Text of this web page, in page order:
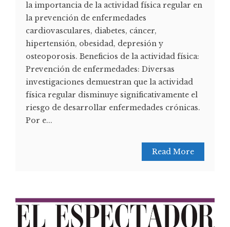
la importancia de la actividad física regular en
la prevención de enfermedades
cardiovasculares, diabetes, cáncer,
hipertensión, obesidad, depresión y
osteoporosis. Beneficios de la actividad física:
Prevención de enfermedades: Diversas
investigaciones demuestran que la actividad
física regular disminuye significativamente el
riesgo de desarrollar enfermedades crónicas.
Por e...
Read More